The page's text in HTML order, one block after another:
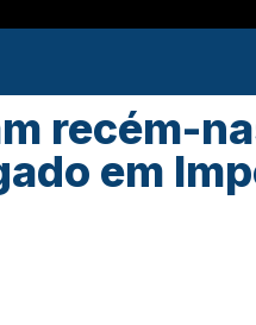
recém-
em